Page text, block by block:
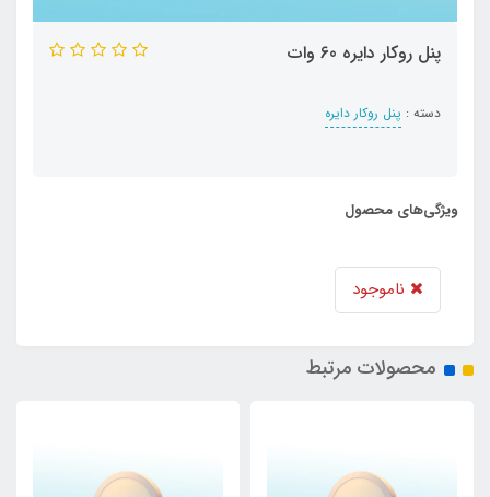
پنل روکار دایره 60 وات
دسته : پنل روکار دایره
ویژگی‌های محصول
ناموجود
محصولات مرتبط